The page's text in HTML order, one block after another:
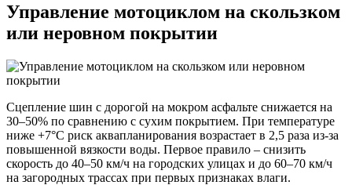
Управление мотоциклом на скользком
или неровном покрытии
Сцепление шин с дорогой на мокром асфальте снижается на
30–50% по сравнению с сухим покрытием. При температуре
ниже +7°C риск аквапланирования возрастает в 2,5 раза из-за
повышенной вязкости воды. Первое правило – снизить
скорость до 40–50 км/ч на городских улицах и до 60–70 км/ч
на загородных трассах при первых признаках влаги.